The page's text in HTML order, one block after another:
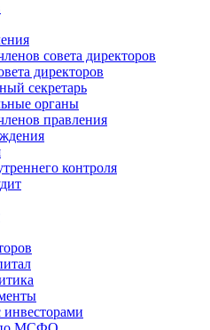
совета директоров
директоров
секретарь
органы
правления
контроля
инвеcторами